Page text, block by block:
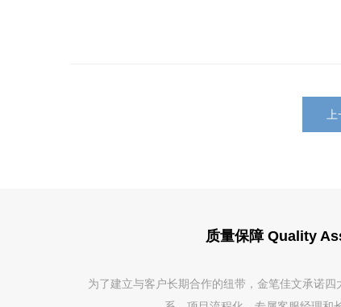
质量保障 Quality
为了建立与客户长期合作的纽带，金笔佳文承诺